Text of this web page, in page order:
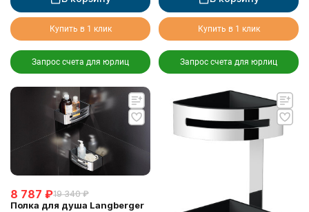
Купить в 1 клик
Запрос счета для юрлиц
Купить в 1 клик
Запрос счета для юрлиц
8 787 ₽19 340 ₽
Полка для душа Langberger